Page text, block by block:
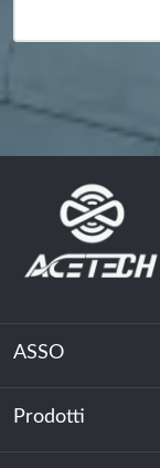
ASSO
Chi siamo
Prodotti